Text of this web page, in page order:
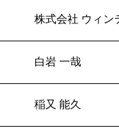
株式会社 ウィン
白岩 一哉
稲又 能久